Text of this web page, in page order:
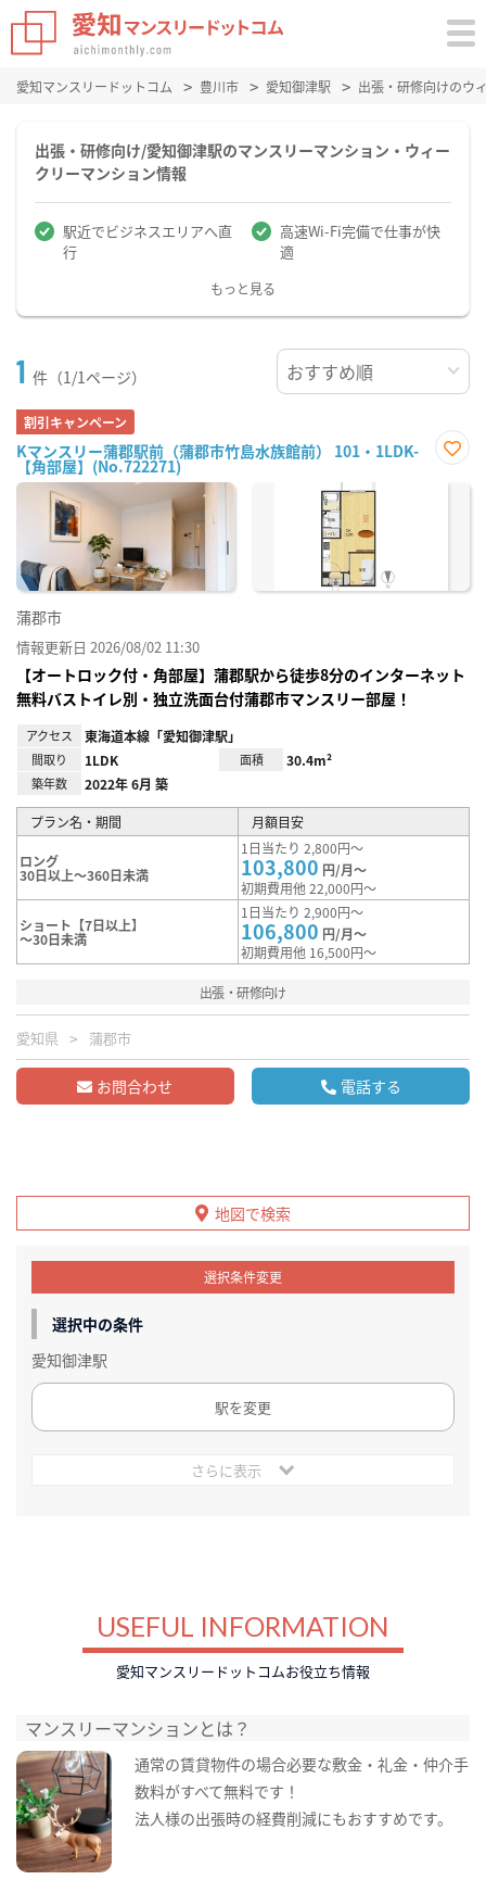
愛知マンスリードットコム 豊川市 愛知御津駅 出張・研修向けのウ
出張・研修向け/愛知御津駅のマンスリーマンション・ウィー
クリーマンション情報
駅近でビジネスエリアへ直
行
高速Wi-Fi完備で仕事が快
適
もっと見る
1 件（1/1ページ）
割引キャンペーン
Kマンスリー蒲郡駅前（蒲郡市竹島水族館前） 101・1LDK-
【角部屋】(No.722271)
に入
蒲郡市
情報更新日 2026/08/02 11:30
【オートロック付・角部屋】蒲郡駅から徒歩8分のインターネット
無料バストイレ別・独立洗面台付蒲郡市マンスリー部屋！
アクセス 東海道本線「愛知御津駅」
間取り 1LDK 面積 30.4m²
築年数 2022年 6月 築
プラン名・期間 月額目安
ロング
30日以上～360日未満
1日当たり 2,800円～
103,800 円/月～
初期費用他 22,000円～
ショート【7日以上】
～30日未満
1日当たり 2,900円～
106,800 円/月～
初期費用他 16,500円～
出張・研修向け
愛知県 蒲郡市
お問合わせ 電話する
地図で検索
選択条件変更
選択中の条件
愛知御津駅
駅を変更
さらに表示
USEFUL INFORMATION
愛知マンスリードットコムお役立ち情報
マンスリーマンションとは？
通常の賃貸物件の場合必要な敷金・礼金・仲介手
数料がすべて無料です！
法人様の出張時の経費削減にもおすすめです。